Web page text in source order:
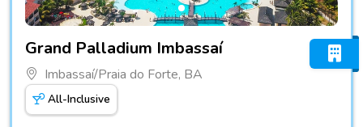
Grand Palladium Imbassaí
Imbassaí/Praia do Forte, BA
All-Inclusive